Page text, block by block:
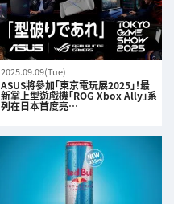
2025.09.09(Tue)
ASUS將參加「東京電玩展2025」！最
新掌上型遊戲機「ROG Xbox Ally」系
列在日本首度亮…